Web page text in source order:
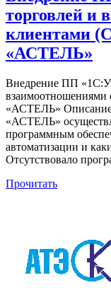
торговлей и
клиентами
«АСТЕЛЬ»
Внедрение ПП
«АСТЕЛЬ»
«АСТЕЛЬ»
программным
автоматизации и
Отсутствовало
Прочитать